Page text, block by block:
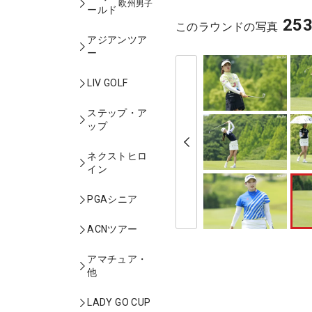
ールド
欧州男子
アジアンツア
ー
LIV GOLF
ステップ・ア
ップ
ネクストヒロ
イン
PGAシニア
ACNツアー
アマチュア・
他
LADY GO CUP
このラウンドの写真